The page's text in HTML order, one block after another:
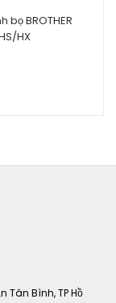
bọ BROTHER
HX
Tân Bình, TP Hồ